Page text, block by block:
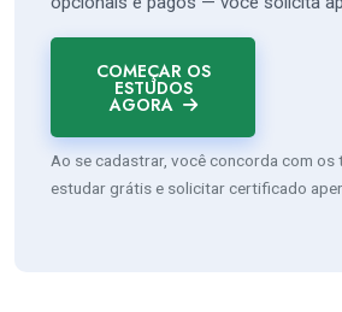
COMEÇAR OS
ESTUDOS
AGORA
Ao se cadastrar, você concorda com os
estudar grátis e solicitar certificado